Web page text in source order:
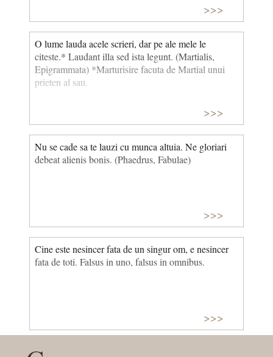
>>>
O lume lauda acele scrieri, dar pe ale mele le
citeste.* Laudant illa sed ista legunt. (Martialis,
Epigrammata) *Marturisire facuta de Martial unui
prieten al sau.
>>>
Nu se cade sa te lauzi cu munca altuia. Ne gloriari
debeat alienis bonis. (Phaedrus, Fabulae)
>>>
Cine este nesincer fata de un singur om, e nesincer
fata de toti. Falsus in uno, falsus in omnibus.
>>>